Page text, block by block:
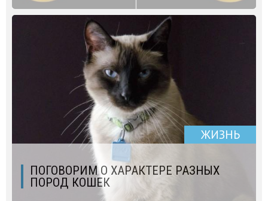
ЖИЗНЬ
ПОГОВОРИМ О ХАРАКТЕРЕ РАЗНЫХ
ПОРОД КОШЕК